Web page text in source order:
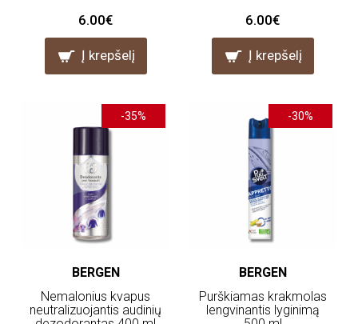
6.00€
Į krepšelį
6.00€
Į krepšelį
-35%
BERGEN
Nemalonius kvapus
neutralizuojantis audinių
-30%
BERGEN
Purškiamas krakmolas
lengvinantis lyginimą